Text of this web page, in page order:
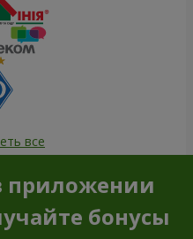
все
приложении
бонусы